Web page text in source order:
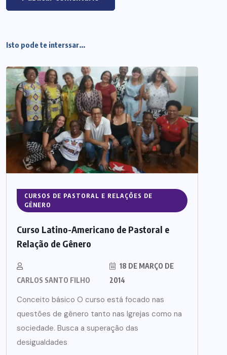
Isto pode te interssar...
CURSOS DE PASTORAL E RELAÇÕES DE
GÊNERO
Curso Latino-Americano de Pastoral e
Relação de Gênero
CARLOS SANTO FILHO
18 DE MARÇO DE
2014
Conceito básico O curso está focado nas
questões de gênero tanto nas Igrejas como na
sociedade. Busca a superação das
desigualdades